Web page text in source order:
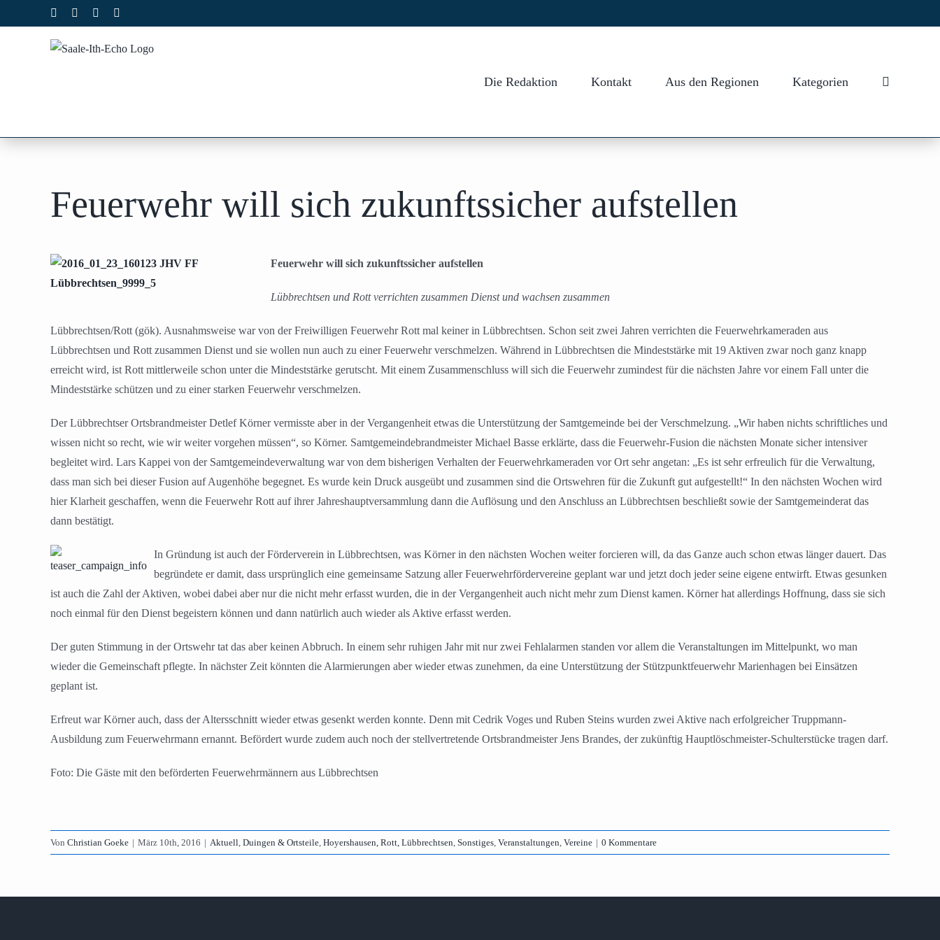
Inhalt
Facebook Instagram
Die Redaktion Kontakt Aus den Regionen Kategorien
Feuerwehr will sich zukunftssicher aufstellen
Feuerwehr will sich zukunftssicher aufstellen
Lübbrechtsen und Rott verrichten zusammen Dienst und wachsen zusammen
Lübbrechtsen/Rott (gök). Ausnahmsweise war von der Freiwilligen Feuerwehr Rott mal keiner in Lübbrechtsen. Schon seit zwei Jahren verrichten die Feuerwehrkameraden aus
Lübbrechtsen und Rott zusammen Dienst und sie wollen nun auch zu einer Feuerwehr verschmelzen. Während in Lübbrechtsen die Mindeststärke mit 19 Aktiven zwar noch ganz knapp
erreicht wird, ist Rott mittlerweile schon unter die Mindeststärke gerutscht. Mit einem Zusammenschluss will sich die Feuerwehr zumindest für die nächsten Jahre vor einem Fall unter die
Mindeststärke schützen und zu einer starken Feuerwehr verschmelzen.
Der Lübbrechtser Ortsbrandmeister Detlef Körner vermisste aber in der Vergangenheit etwas die Unterstützung der Samtgemeinde bei der Verschmelzung. „Wir haben nichts schriftliches und
wissen nicht so recht, wie wir weiter vorgehen müssen“, so Körner. Samtgemeindebrandmeister Michael Basse erklärte, dass die Feuerwehr-Fusion die nächsten Monate sicher intensiver
begleitet wird. Lars Kappei von der Samtgemeindeverwaltung war von dem bisherigen Verhalten der Feuerwehrkameraden vor Ort sehr angetan: „Es ist sehr erfreulich für die Verwaltung,
dass man sich bei dieser Fusion auf Augenhöhe begegnet. Es wurde kein Druck ausgeübt und zusammen sind die Ortswehren für die Zukunft gut aufgestellt!“ In den nächsten Wochen wird
hier Klarheit geschaffen, wenn die Feuerwehr Rott auf ihrer Jahreshauptversammlung dann die Auflösung und den Anschluss an Lübbrechtsen beschließt sowie der Samtgemeinderat das
dann bestätigt.
In Gründung ist auch der Förderverein in Lübbrechtsen, was Körner in den nächsten Wochen weiter forcieren will, da das Ganze auch schon etwas länger dauert. Das
begründete er damit, dass ursprünglich eine gemeinsame Satzung aller Feuerwehrfördervereine geplant war und jetzt doch jeder seine eigene entwirft. Etwas gesunken
ist auch die Zahl der Aktiven, wobei dabei aber nur die nicht mehr erfasst wurden, die in der Vergangenheit auch nicht mehr zum Dienst kamen. Körner hat allerdings Hoffnung, dass sie sich
noch einmal für den Dienst begeistern können und dann natürlich auch wieder als Aktive erfasst werden.
Der guten Stimmung in der Ortswehr tat das aber keinen Abbruch. In einem sehr ruhigen Jahr mit nur zwei Fehlalarmen standen vor allem die Veranstaltungen im Mittelpunkt, wo man
wieder die Gemeinschaft pflegte. In nächster Zeit könnten die Alarmierungen aber wieder etwas zunehmen, da eine Unterstützung der Stützpunktfeuerwehr Marienhagen bei Einsätzen
geplant ist.
Erfreut war Körner auch, dass der Altersschnitt wieder etwas gesenkt werden konnte. Denn mit Cedrik Voges und Ruben Steins wurden zwei Aktive nach erfolgreicher Truppmann-
Ausbildung zum Feuerwehrmann ernannt. Befördert wurde zudem auch noch der stellvertretende Ortsbrandmeister Jens Brandes, der zukünftig Hauptlöschmeister-Schulterstücke tragen darf.
Foto: Die Gäste mit den beförderten Feuerwehrmännern aus Lübbrechtsen
Von Christian Goeke | März 10th, 2016 | Aktuell, Duingen & Ortsteile, Hoyershausen, Rott, Lübbrechtsen, Sonstiges, Veranstaltungen, Vereine | 0 Kommentare